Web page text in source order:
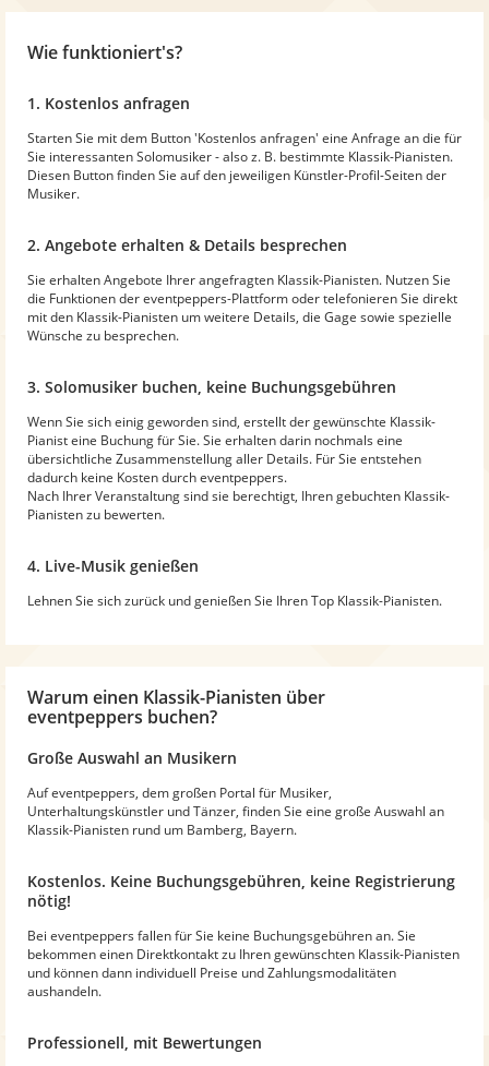
Wie funktioniert's?
1. Kostenlos anfragen
Starten Sie mit dem Button 'Kostenlos anfragen' eine Anfrage an die für
Sie interessanten Solomusiker - also z. B. bestimmte Klassik-Pianisten.
Diesen Button finden Sie auf den jeweiligen Künstler-Profil-Seiten der
Musiker.
2. Angebote erhalten & Details besprechen
Sie erhalten Angebote Ihrer angefragten Klassik-Pianisten. Nutzen Sie
die Funktionen der eventpeppers-Plattform oder telefonieren Sie direkt
mit den Klassik-Pianisten um weitere Details, die Gage sowie spezielle
Wünsche zu besprechen.
3. Solomusiker buchen, keine Buchungsgebühren
Wenn Sie sich einig geworden sind, erstellt der gewünschte Klassik-
Pianist eine Buchung für Sie. Sie erhalten darin nochmals eine
übersichtliche Zusammenstellung aller Details. Für Sie entstehen
dadurch keine Kosten durch eventpeppers.
Nach Ihrer Veranstaltung sind sie berechtigt, Ihren gebuchten Klassik-
Pianisten zu bewerten.
4. Live-Musik genießen
Lehnen Sie sich zurück und genießen Sie Ihren Top Klassik-Pianisten.
Warum einen Klassik-Pianisten über
eventpeppers buchen?
Große Auswahl an Musikern
Auf eventpeppers, dem großen Portal für Musiker,
Unterhaltungskünstler und Tänzer, finden Sie eine große Auswahl an
Klassik-Pianisten rund um Bamberg, Bayern.
Kostenlos. Keine Buchungsgebühren, keine Registrierung
nötig!
Bei eventpeppers fallen für Sie keine Buchungsgebühren an. Sie
bekommen einen Direktkontakt zu Ihren gewünschten Klassik-Pianisten
und können dann individuell Preise und Zahlungsmodalitäten
aushandeln.
Professionell, mit Bewertungen